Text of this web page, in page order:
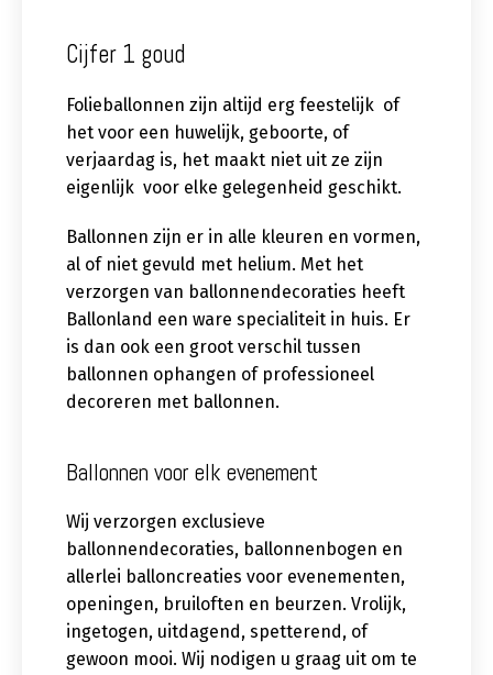
Cijfer 1 goud
Folieballonnen zijn altijd erg feestelijk of
het voor een huwelijk, geboorte, of
verjaardag is, het maakt niet uit ze zijn
eigenlijk voor elke gelegenheid geschikt.
Ballonnen zijn er in alle kleuren en vormen,
al of niet gevuld met helium. Met het
verzorgen van ballonnendecoraties heeft
Ballonland een ware specialiteit in huis. Er
is dan ook een groot verschil tussen
ballonnen ophangen of professioneel
decoreren met ballonnen.
Ballonnen voor elk evenement
Wij verzorgen exclusieve
ballonnendecoraties, ballonnenbogen en
allerlei balloncreaties voor evenementen,
openingen, bruiloften en beurzen. Vrolijk,
ingetogen, uitdagend, spetterend, of
gewoon mooi. Wij nodigen u graag uit om te